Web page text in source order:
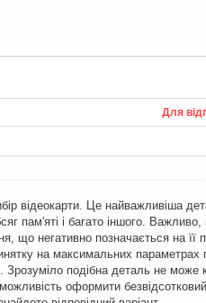
Для
відеокарти. Це найважливіша
пам'яті і багато іншого.
що негативно позначається на її
на максимальних
подібна деталь не
оформити